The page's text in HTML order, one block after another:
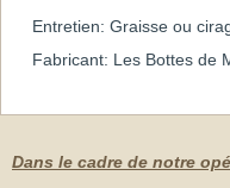
Entretien: Graisse ou
Fabricant: Les Bottes de
Dans le cadre de notre